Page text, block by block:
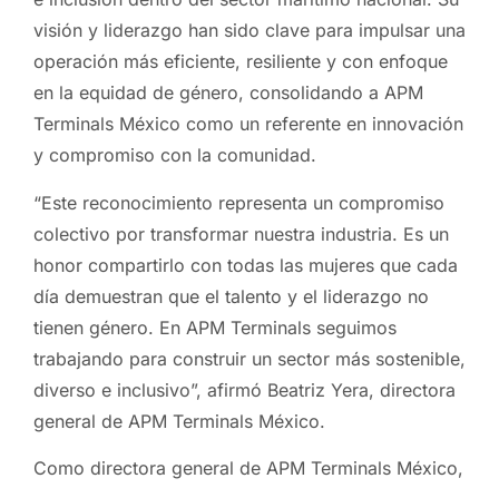
visión y liderazgo han sido clave para impulsar una
operación más eficiente, resiliente y con enfoque
en la equidad de género, consolidando a APM
Terminals México como un referente en innovación
y compromiso con la comunidad.
“Este reconocimiento representa un compromiso
colectivo por transformar nuestra industria. Es un
honor compartirlo con todas las mujeres que cada
día demuestran que el talento y el liderazgo no
tienen género. En APM Terminals seguimos
trabajando para construir un sector más sostenible,
diverso e inclusivo”, afirmó Beatriz Yera, directora
general de APM Terminals México.
Como directora general de APM Terminals México,